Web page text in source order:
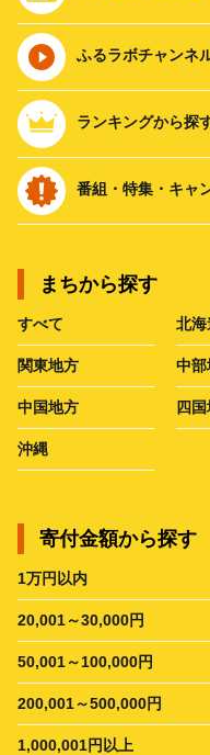
ふるラボチャンネ
ランキングから探
番組・特集・キャ
まちから探す
すべて 北海
関東地方 中
中国地方 四
沖縄
寄付金額から探す
1万円以内
20,001～30,000円
50,001～100,000円
200,001～500,000円
1,000,001円以上